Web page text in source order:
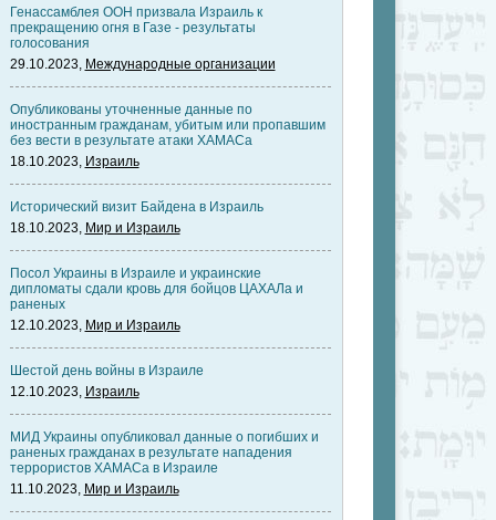
Генассамблея ООН призвала Израиль к
прекращению огня в Газе - результаты
голосования
29.10.2023, Международные организации
Опубликованы уточненные данные по
иностранным гражданам, убитым или пропавшим
без вести в результате атаки ХАМАСа
18.10.2023, Израиль
Исторический визит Байдена в Израиль
18.10.2023, Мир и Израиль
Посол Украины в Израиле и украинские
дипломаты сдали кровь для бойцов ЦАХАЛа и
раненых
12.10.2023, Мир и Израиль
Шестой день войны в Израиле
12.10.2023, Израиль
МИД Украины опубликовал данные о погибших и
раненых гражданах в результате нападения
террористов ХАМАСа в Израиле
11.10.2023, Мир и Израиль